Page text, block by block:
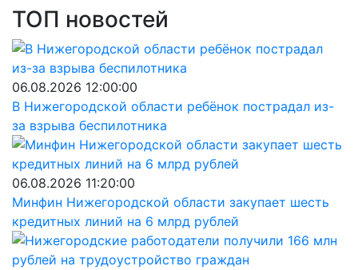
ТОП новостей
06.08.2026 12:00:00
В Нижегородской области ребёнок пострадал из-
за взрыва беспилотника
06.08.2026 11:20:00
Минфин Нижегородской области закупает шесть
кредитных линий на 6 млрд рублей